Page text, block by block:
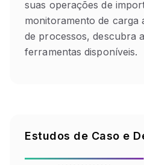
suas operações de
monitoramento de carga
de processos, descubra
ferramentas disponíveis.
Estudos de Caso e